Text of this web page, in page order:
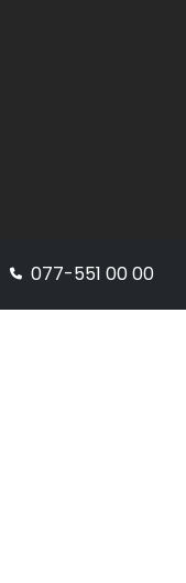
077-551 00 00